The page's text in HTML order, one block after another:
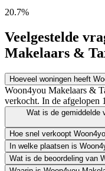
20.7%
Veelgestelde
Makelaars &
Hoeveel woningen heeft
Woon4you Makelaars &
verkocht. In de afgelopen
Wat is de gemiddelde
Hoe snel verkoopt
In welke plaatsen is
Wat is de beoordeling van